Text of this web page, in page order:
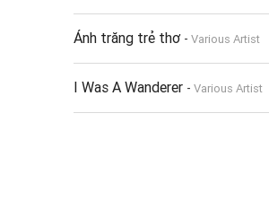
Ánh trăng trẻ thơ - Various Artist
I Was A Wanderer - Various Artist